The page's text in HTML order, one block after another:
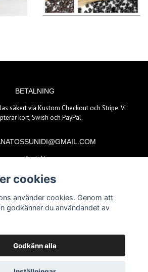
BETALNING
säkert via Kustom Checkout och Stripe. Vi
kort, Swish och PayPal.
Kontakt
cookies
använder cookies. Genom att
godkänner du användandet av
Godkänn alla